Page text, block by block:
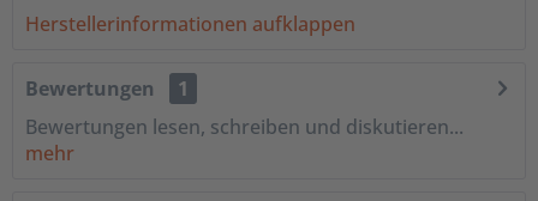
Herstellerinformationen aufklappen
Bewertungen
1
Bewertungen lesen, schreiben und diskutieren...
mehr